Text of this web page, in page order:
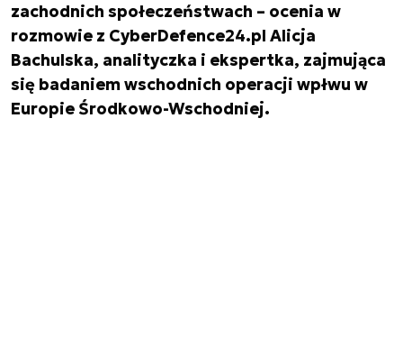
zachodnich społeczeństwach – ocenia w
rozmowie z CyberDefence24.pl Alicja
Bachulska, analityczka i ekspertka, zajmująca
się badaniem wschodnich operacji wpłwu w
Europie Środkowo-Wschodniej.